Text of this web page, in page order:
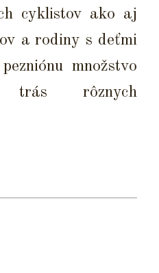
cyklistov ako aj
a rodiny s deťmi
množstvo
trás rôznych